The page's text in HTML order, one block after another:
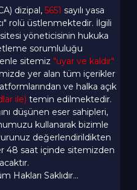
dizipal,5651sayılı yasa
rolü üstlenmektedir. İlgili
yöneticisinin hukuka
sorumluluğu
sitemiz "uyar ve kaldır"
yer alan tüm içerikler
ve halka açık
ile)temin edilmektedir.
düşünen eser sahipleri,
kullanarak bizimle
değerlendirildikten
48 saat içinde sitemizden
Hakları Saklıdır...